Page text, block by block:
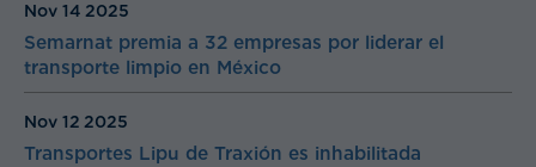
Semarnat premia a 32 empresas por liderar el
transporte limpio en México
Nov 14 2025
Transportes Lipu de Traxión es inhabilitada
Nov 12 2025